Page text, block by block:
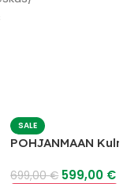
SALE
POHJANMAAN
699,00€ 599,00 €